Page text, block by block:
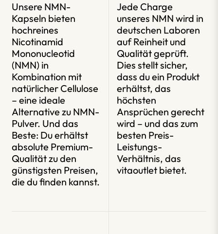
Unsere NMN-
Kapseln bieten
hochreines
Nicotinamid
Mononucleotid
(NMN) in
Kombination mit
natürlicher Cellulose
– eine ideale
Alternative zu NMN-
Pulver. Und das
Beste: Du erhältst
absolute Premium-
Qualität zu den
günstigsten Preisen,
die du finden kannst.
Jede Charge
unseres NMN wird in
deutschen Laboren
auf Reinheit und
Qualität geprüft.
Dies stellt sicher,
dass du ein Produkt
erhältst, das
höchsten
Ansprüchen gerecht
wird – und das zum
besten Preis-
Leistungs-
Verhältnis, das
vitaoutlet bietet.